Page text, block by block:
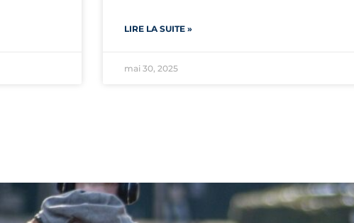
LIRE LA SUITE »
mai 30, 2025